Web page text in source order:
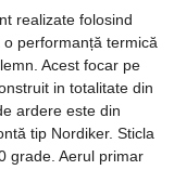
realizate folosind
performanță termică
Acest focar pe
in totalitate din
ardere este din
tip Nordiker. Sticla
grade. Aerul primar